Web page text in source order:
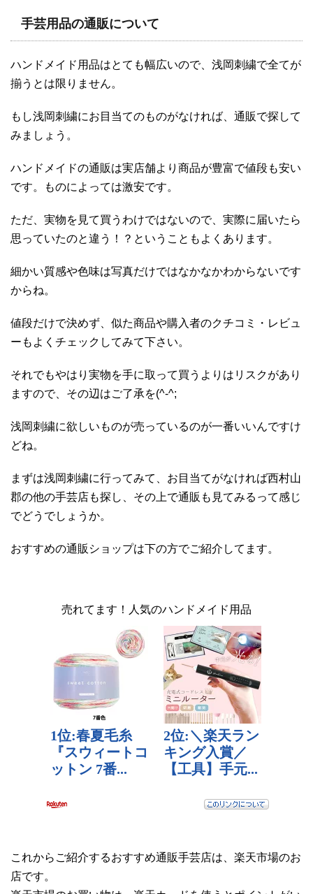
手芸用品の通販について
ハンドメイド用品はとても幅広いので、浅岡刺繍で全てが
揃うとは限りません。
もし浅岡刺繍にお目当てのものがなければ、通販で探して
みましょう。
ハンドメイドの通販は実店舗より商品が豊富で値段も安い
です。ものによっては激安です。
ただ、実物を見て買うわけではないので、実際に届いたら
思っていたのと違う！？ということもよくあります。
細かい質感や色味は写真だけではなかなかわからないです
からね。
値段だけで決めず、似た商品や購入者のクチコミ・レビュ
ーもよくチェックしてみて下さい。
それでもやはり実物を手に取って買うよりはリスクがあり
ますので、その辺はご了承を(^-^;
浅岡刺繍に欲しいものが売っているのが一番いいんですけ
どね。
まずは浅岡刺繍に行ってみて、お目当てがなければ西村山
郡の他の手芸店も探し、その上で通販も見てみるって感じ
でどうでしょうか。
おすすめの通販ショップは下の方でご紹介してます。
売れてます！人気のハンドメイド用品
これからご紹介するおすすめ通販手芸店は、楽天市場のお
店です。